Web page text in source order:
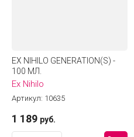
EX NIHILO GENERATION(S) -
100 МЛ.
Ex Nihilo
Артикул: 10635
1 189 руб.